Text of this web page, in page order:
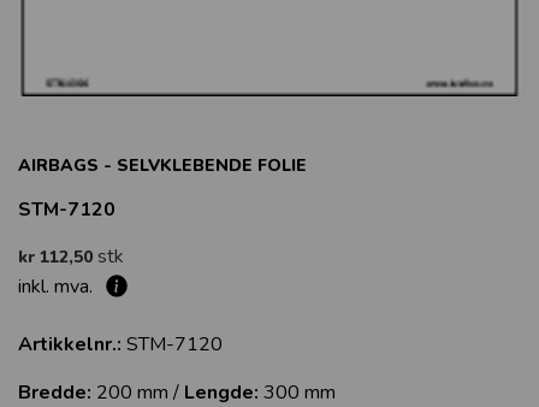
AIRBAGS - SELVKLEBENDE FOLIE
STM-7120
kr 112,50 stk
inkl. mva.
Artikkelnr.: STM-7120
Bredde: 200 mm / Lengde: 300 mm